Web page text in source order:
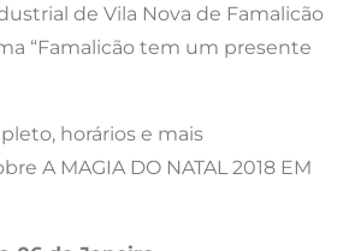
de Vila Nova de Famalicão
“Famalicão tem um presente
horários e mais
A MAGIA DO NATAL 2018 EM